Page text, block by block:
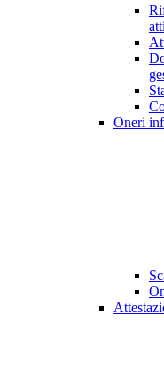
Oneri